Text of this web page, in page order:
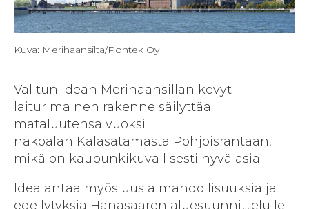
Kuva: Merihaansilta/Pontek Oy
Valitun idean Merihaansillan kevyt
laiturimainen rakenne säilyttää
mataluutensa vuoksi
näköalan Kalasatamasta Pohjoisrantaan,
mikä on kaupunkikuvallisesti hyvä asia.
Idea antaa myös uusia mahdollisuuksia ja
edellytyksiä Hanasaaren aluesuunnittelulle